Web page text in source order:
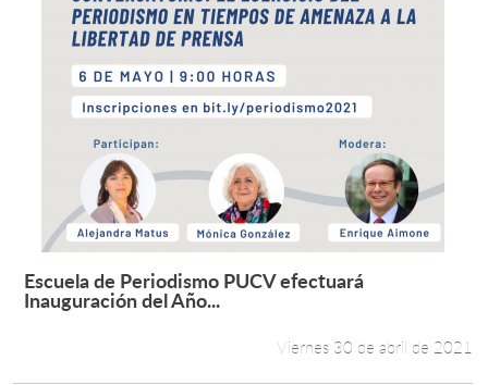
Leer más +
Escuela de Periodismo PUCV efectuará
Inauguración del Año...
Viernes 30 de abril de 2021